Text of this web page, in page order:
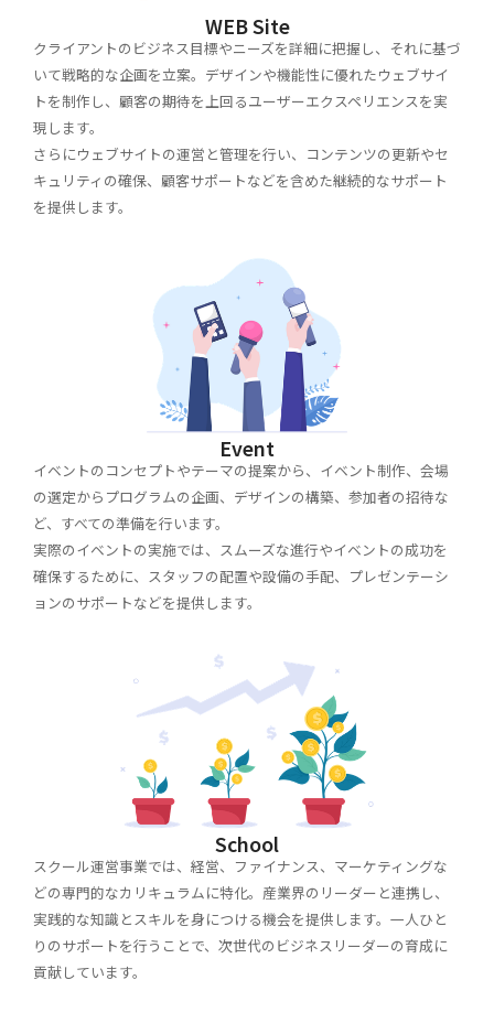
WEB Site
クライアントのビジネス目標やニーズを詳細に把握し、それに基づ
いて戦略的な企画を立案。デザインや機能性に優れたウェブサイ
トを制作し、顧客の期待を上回るユーザーエクスペリエンスを実
現します。
さらにウェブサイトの運営と管理を行い、コンテンツの更新やセ
キュリティの確保、顧客サポートなどを含めた継続的なサポート
を提供します。
Event
イベントのコンセプトやテーマの提案から、イベント制作、会場
の選定からプログラムの企画、デザインの構築、参加者の招待な
ど、すべての準備を行います。
実際のイベントの実施では、スムーズな進行やイベントの成功を
確保するために、スタッフの配置や設備の手配、プレゼンテーシ
ョンのサポートなどを提供します。
School
スクール運営事業では、経営、ファイナンス、マーケティングな
どの専門的なカリキュラムに特化。産業界のリーダーと連携し、
実践的な知識とスキルを身につける機会を提供します。一人ひと
りのサポートを行うことで、次世代のビジネスリーダーの育成に
貢献しています。